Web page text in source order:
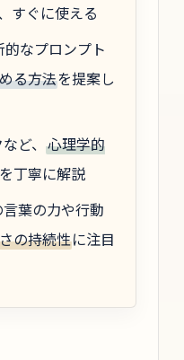
すぐに使える
なプロンプト
る方法を提案し
ど、 心理学的
丁寧に解説
葉の力や行動
の持続性に注目